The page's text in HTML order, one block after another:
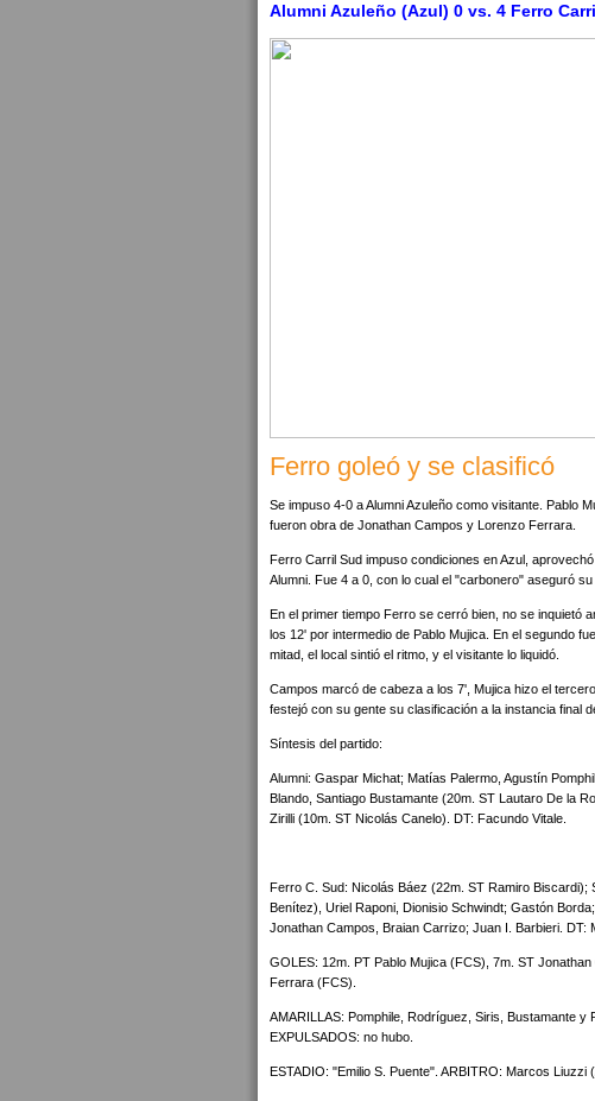
Alumni Azuleño (Azul) 0 vs. 4 Ferro
Ferro goleó y se clasificó
Se impuso 4-0 a Alumni Azuleño como visitante. Pablo
fueron obra de Jonathan Campos y Lorenzo Ferrara.
Ferro Carril Sud impuso condiciones en Azul,
Alumni. Fue 4 a 0, con lo cual el "carbonero" aseguró
En el primer tiempo Ferro se cerró bien, no se inquietó
los 12' por intermedio de Pablo Mujica. En el segundo
mitad, el local sintió el ritmo, y el visitante lo liquidó.
Campos marcó de cabeza a los 7', Mujica hizo el
festejó con su gente su clasificación a la instancia final
Síntesis del partido:
Alumni: Gaspar Michat; Matías Palermo, Agustín
Blando, Santiago Bustamante (20m. ST Lautaro De la
Zirilli (10m. ST Nicolás Canelo). DT: Facundo Vitale.
Ferro C. Sud: Nicolás Báez (22m. ST Ramiro Biscardi);
Benítez), Uriel Raponi, Dionisio Schwindt; Gastón
Jonathan Campos, Braian Carrizo; Juan I. Barbieri. DT:
GOLES: 12m. PT Pablo Mujica (FCS), 7m. ST
Ferrara (FCS).
AMARILLAS: Pomphile, Rodríguez, Siris, Bustamante y
EXPULSADOS: no hubo.
ESTADIO: "Emilio S. Puente". ARBITRO: Marcos Liuzzi